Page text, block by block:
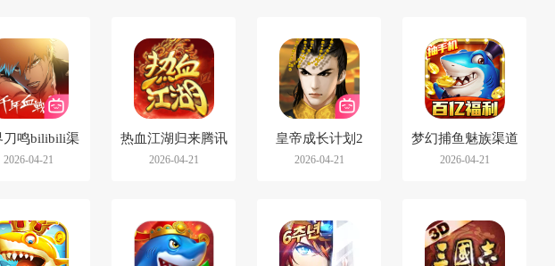
刀鸣bilibili渠
道服
2026-04-21
热血江湖归来腾讯
版
2026-04-21
皇帝成长计划2
bilibili版
2026-04-21
梦幻捕鱼魅族渠道
服
2026-04-21